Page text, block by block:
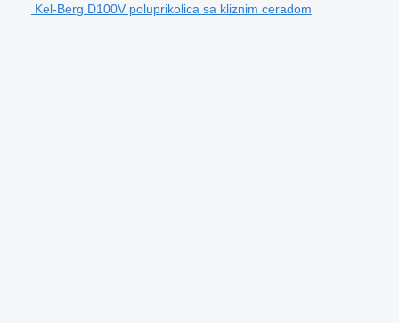
Kel-Berg D100V poluprikolica sa kliznim ceradom